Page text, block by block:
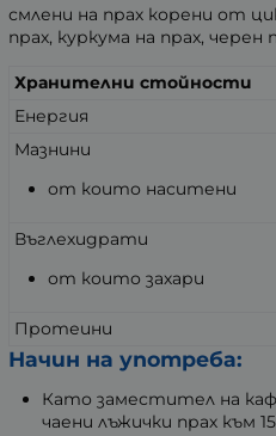
смлени на прах корени от
прах, куркума на прах, черен
Хранителни стойности
Енергия
Мазнини
от които наситени
Въглехидрати
от които захари
Протеини
Начин на употреба:
Като заместител на
чаени лъжички прах към